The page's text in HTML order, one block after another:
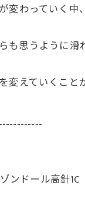
わっていく中
思うように滑
えていくこと
ンドール高針1C